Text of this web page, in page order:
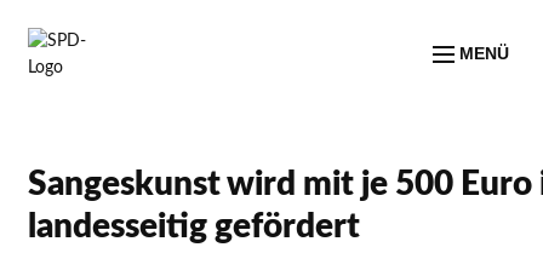
MENÜ
Sangeskunst wird mit je 500
landesseitig gefördert